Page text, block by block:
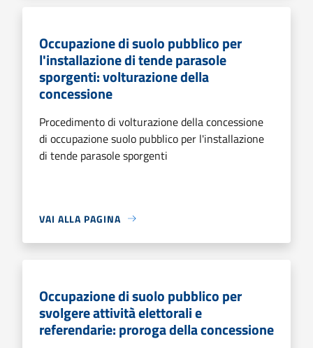
Occupazione di suolo pubblico per
l'installazione di tende parasole
sporgenti: volturazione della
concessione
Procedimento di volturazione della concessione
di occupazione suolo pubblico per l'installazione
di tende parasole sporgenti
VAI ALLA PAGINA
Occupazione di suolo pubblico per
svolgere attività elettorali e
referendarie: proroga della concessione